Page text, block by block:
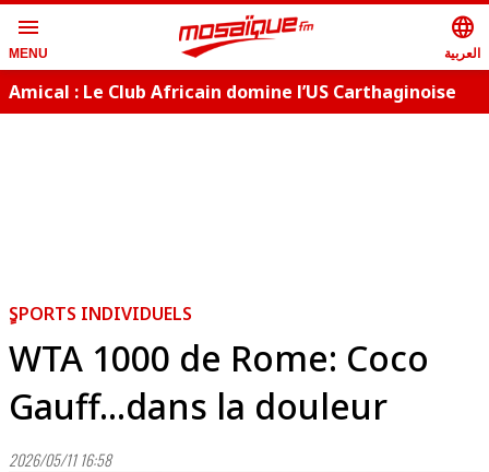
menu
MENU
language
العربية
Amical : Le Club Africain domine l’US Carthaginoise
ٍSPORTS INDIVIDUELS
WTA 1000 de Rome: Coco
Gauff...dans la douleur
2026/05/11 16:58